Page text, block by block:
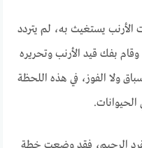
يستغيث به، لم يتردد
بفك قيد الأرنب وتحريره
ولا الفوز، في هذه اللحظة